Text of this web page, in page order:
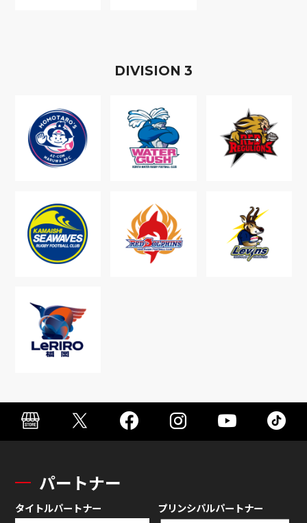
DIVISION 3
パートナー
タイトルパートナー プリンシパルパートナー